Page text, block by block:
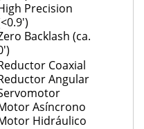
Precision
Backlash (ca.
Coaxial
Angular
Asíncrono
Hidráulico